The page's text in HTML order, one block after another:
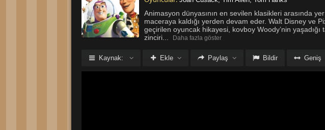
Animasyon dünyasının en sevilen klasikleri arasında
maceraya kaldığı yerden devam eder. Walt Disney ve
geçirilen oyuncak hikayesi, kovboy Woody’nin
zinciri... Daha fazla göster
Kaynak: Ekle Paylaş Bildir Geniş